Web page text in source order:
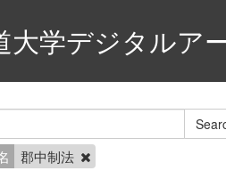
大学デジタルア
郡中制法